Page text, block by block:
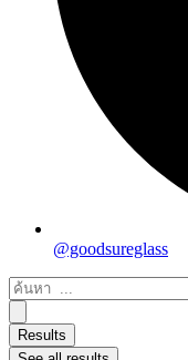
@goodsureglass
Search
...
Results